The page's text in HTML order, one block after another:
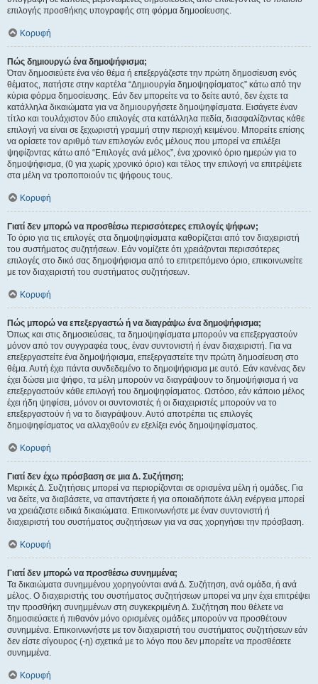
επιλογής προσθήκης υπογραφής στη φόρμα δημοσίευσης.
Κορυφή
Πώς δημιουργώ ένα δημοψήφισμα;
Όταν δημοσιεύετε ένα νέο θέμα ή επεξεργάζεστε την πρώτη δημοσίευση ενός
θέματος, πατήστε στην καρτέλα “Δημιουργία δημοψηφίσματος” κάτω από την
κύρια φόρμα δημοσίευσης. Εάν δεν μπορείτε να το δείτε αυτό, δεν έχετε τα
κατάλληλα δικαιώματα για να δημιουργήσετε δημοψηφίσματα. Εισάγετε έναν
τίτλο και τουλάχιστον δύο επιλογές στα κατάλληλα πεδία, διασφαλίζοντας κάθε
επιλογή να είναι σε ξεχωριστή γραμμή στην περιοχή κειμένου. Μπορείτε επίσης
να ορίσετε τον αριθμό των επιλογών ενός μέλους που μπορεί να επιλέξει
ψηφίζοντας κάτω από “Επιλογές ανά μέλος”, ένα χρονικό όριο ημερών για το
δημοψήφισμα, (0 για χωρίς χρονικό όριο) και τέλος την επιλογή να επιτρέψετε
στα μέλη να τροποποιούν τις ψήφους τους.
Κορυφή
Γιατί δεν μπορώ να προσθέσω περισσότερες επιλογές ψήφων;
Το όριο για τις επιλογές στα δημοψηφίσματα καθορίζεται από τον διαχειριστή
του συστήματος συζητήσεων. Εάν νομίζετε ότι χρειάζονται περισσότερες
επιλογές στο δικό σας δημοψήφισμα από το επιτρεπόμενο όριο, επικοινωνείτε
με τον διαχειριστή του συστήματος συζητήσεων.
Κορυφή
Πώς μπορώ να επεξεργαστώ ή να διαγράψω ένα δημοψήφισμα;
Όπως και στις δημοσιεύσεις, τα δημοψηφίσματα μπορούν να επεξεργαστούν
μόνον από τον συγγραφέα τους, έναν συντονιστή ή έναν διαχειριστή. Για να
επεξεργαστείτε ένα δημοψήφισμα, επεξεργαστείτε την πρώτη δημοσίευση στο
θέμα. Αυτή έχει πάντα συνδεδεμένο το δημοψήφισμα με αυτό. Εάν κανένας δεν
έχει δώσει μια ψήφο, τα μέλη μπορούν να διαγράψουν το δημοψήφισμα ή να
επεξεργαστούν κάθε επιλογή του δημοψηφίσματος. Ωστόσο, εάν κάποιο μέλος
έχει ήδη ψηφίσει, μόνον οι συντονιστές ή οι διαχειριστές μπορούν να το
επεξεργαστούν ή να το διαγράψουν. Αυτό αποτρέπει τις επιλογές
δημοψηφίσματος να αλλαχθούν εν εξελίξει ενός δημοψηφίσματος.
Κορυφή
Γιατί δεν έχω πρόσβαση σε μια Δ. Συζήτηση;
Μερικές Δ. Συζητήσεις μπορεί να περιορίζονται σε ορισμένα μέλη ή ομάδες. Για
να δείτε, να διαβάσετε, να απαντήσετε ή για οποιαδήποτε άλλη ενέργεια μπορεί
να χρειάζεστε ειδικά δικαιώματα. Επικοινωνήστε με έναν συντονιστή ή
διαχειριστή του συστήματος συζητήσεων για να σας χορηγήσει την πρόσβαση.
Κορυφή
Γιατί δεν μπορώ να προσθέσω συνημμένα;
Τα δικαιώματα συνημμένου χορηγούνται ανά Δ. Συζήτηση, ανά ομάδα, ή ανά
μέλος. Ο διαχειριστής του συστήματος συζητήσεων μπορεί να μην έχει επιτρέψει
την προσθήκη συνημμένων στη συγκεκριμένη Δ. Συζήτηση που θέλετε να
δημοσιεύσετε ή πιθανόν μόνο ορισμένες ομάδες μπορούν να προσθέτουν
συνημμένα. Επικοινωνήστε με τον διαχειριστή του συστήματος συζητήσεων εάν
δεν είστε σίγουρος (-η) σχετικά με το λόγο που δεν μπορείτε να προσθέσετε
συνημμένα.
Κορυφή